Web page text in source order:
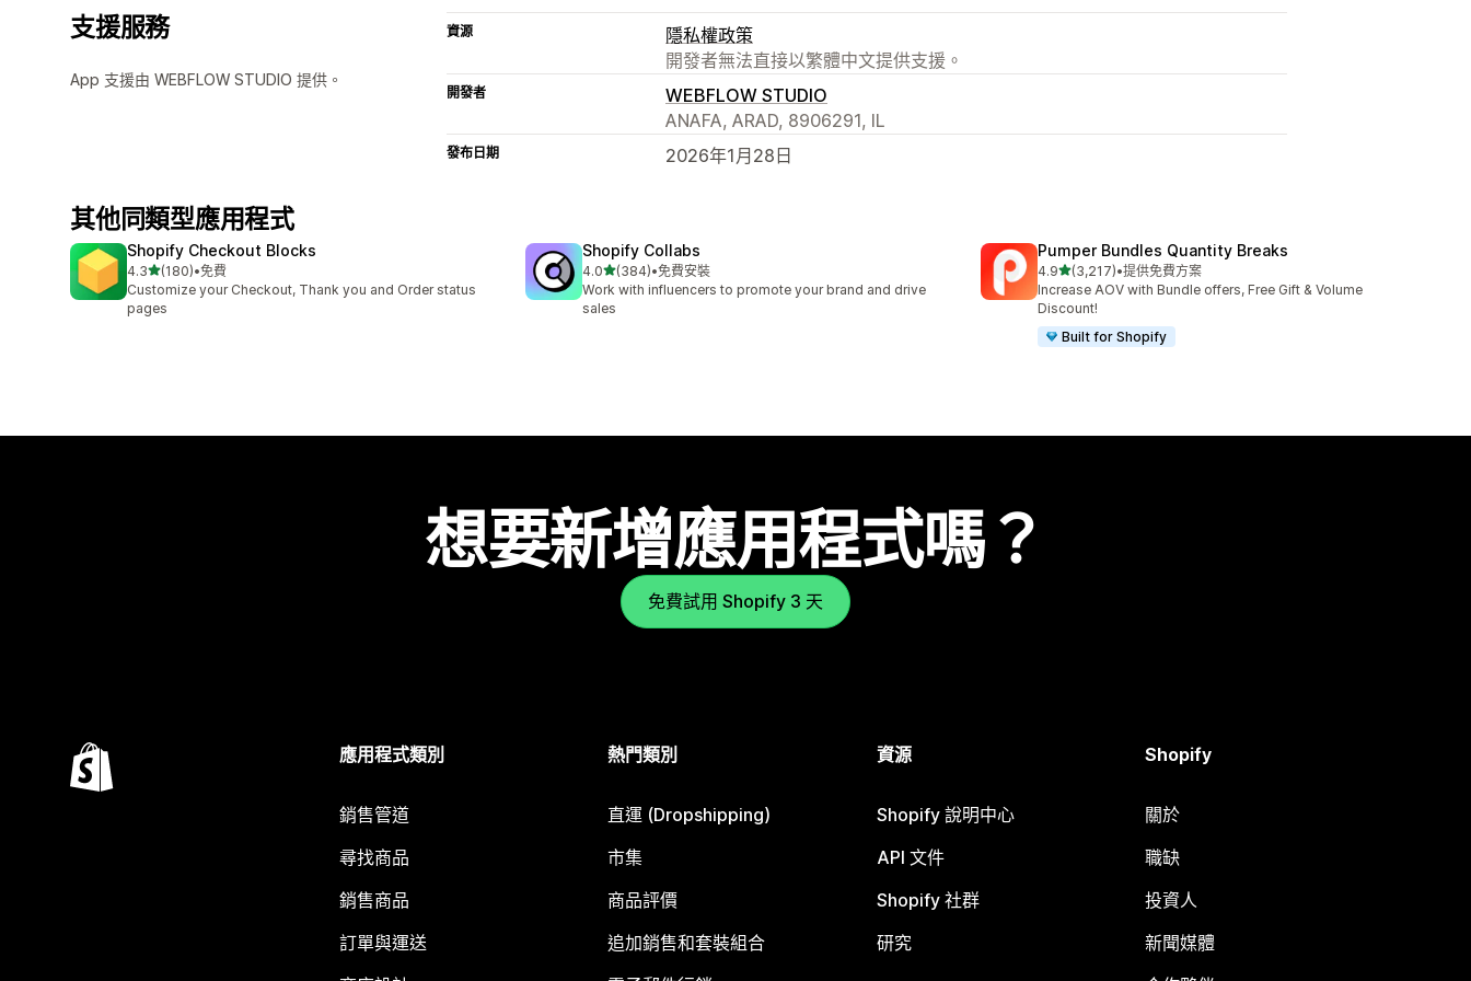
支援服務
App 支援由 WEBFLOW STUDIO 提供。
資源
隱私權政策
開發者無法直接以繁體中文提供支援。
開發者
WEBFLOW STUDIO
ANAFA, ARAD, 8906291, IL
發布日期 2026年1月28日
其他同類型應用程式
Shopify Checkout Blocks
4.3滿分 5 顆星
(180)
共有 180 則評價
•免費
Customize your Checkout, Thank you and Order status
pages
Shopify Collabs
4.0滿分 5 顆星
(384)
共有 384 則評價
•免費安裝
Work with influencers to promote your brand and drive
sales
Pumper Bundles Quantity Breaks
4.9滿分 5 顆星
(3,217)
共有 3217 則評價
•提供免費方案
Increase AOV with Bundle offers, Free Gift & Volume
Discount!
Built for Shopify
想要新增應用程式嗎？
免費試用 Shopify 3 天
應用程式類別
銷售管道
尋找商品
銷售商品
訂單與運送
熱門類別
直運 (Dropshipping)
市集
商品評價
追加銷售和套裝組合
資源
Shopify 說明中心
API 文件
Shopify 社群
研究
Shopify
關於
職缺
投資人
新聞媒體